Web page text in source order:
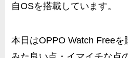
自OSを搭載しています。
本日はOPPO Watch Freeを